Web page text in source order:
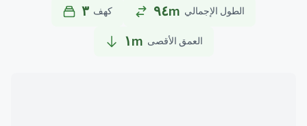
٣ كهف ٩٤m الطول الإجمالي
١m العمق الأقصى